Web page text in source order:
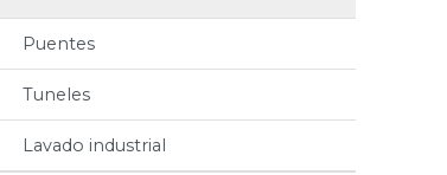
Puentes
Tuneles
Lavado industrial